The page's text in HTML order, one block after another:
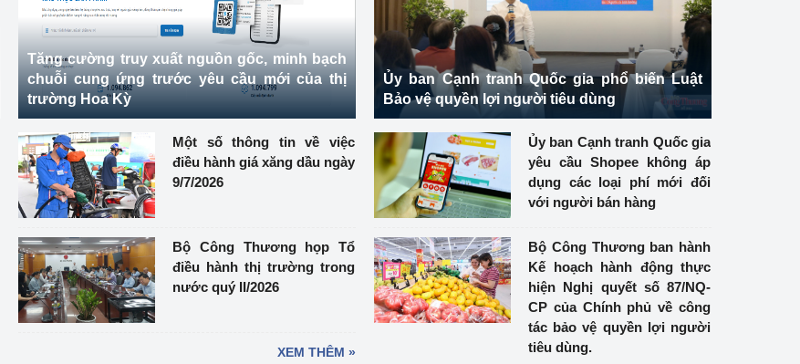
Tăng cường truy xuất nguồn gốc, minh bạch
chuỗi cung ứng trước yêu cầu mới của thị
trường Hoa Kỳ
Một số thông tin về việc
điều hành giá xăng dầu ngày
9/7/2026
Bộ Công Thương họp Tổ
điều hành thị trường trong
nước quý II/2026
XEM THÊM »
Ủy ban Cạnh tranh Quốc gia phổ biến Luật
Bảo vệ quyền lợi người tiêu dùng
Ủy ban Cạnh tranh Quốc gia
yêu cầu Shopee không áp
dụng các loại phí mới đối
với người bán hàng
Bộ Công Thương ban hành
Kế hoạch hành động thực
hiện Nghị quyết số 87/NQ-
CP của Chính phủ về công
tác bảo vệ quyền lợi người
tiêu dùng.